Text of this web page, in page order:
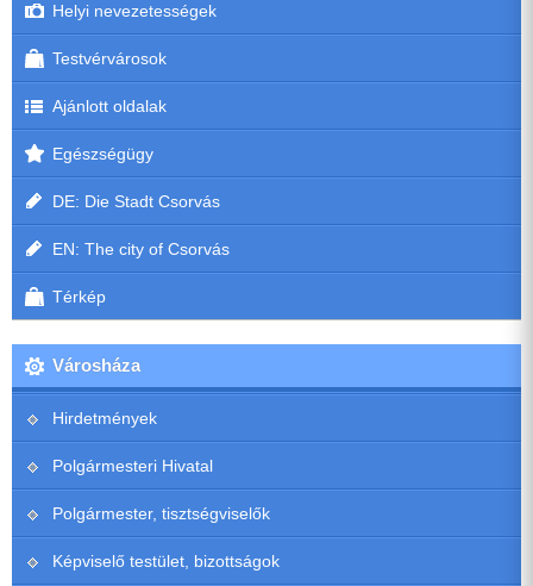
Helyi nevezetességek
Testvérvárosok
Ajánlott oldalak
Egészségügy
DE: Die Stadt Csorvás
EN: The city of Csorvás
Térkép
Városháza
Hirdetmények
Polgármesteri Hivatal
Polgármester, tisztségviselők
Képviselő testület, bizottságok